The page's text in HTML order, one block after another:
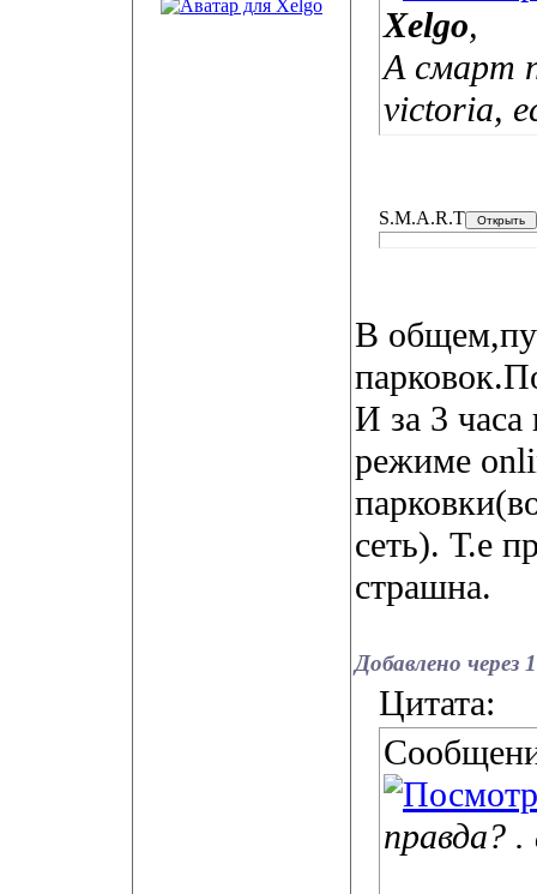
Xelgo,
А смарт
victoria,
S.M.A.R.T
В
И за 3
режиме
сеть). Т.е
страшна.
Добавлено через
Цитата:
правда? .